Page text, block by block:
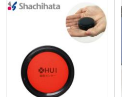
ラー印刷が可能。校章や学校名を入れて
卒業記念品や、企業ロゴを入れて社員配
布用の記念品の制作にいかがでしょう